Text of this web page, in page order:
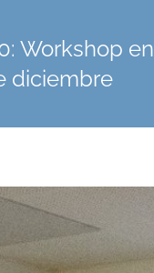
Workshop en
diciembre